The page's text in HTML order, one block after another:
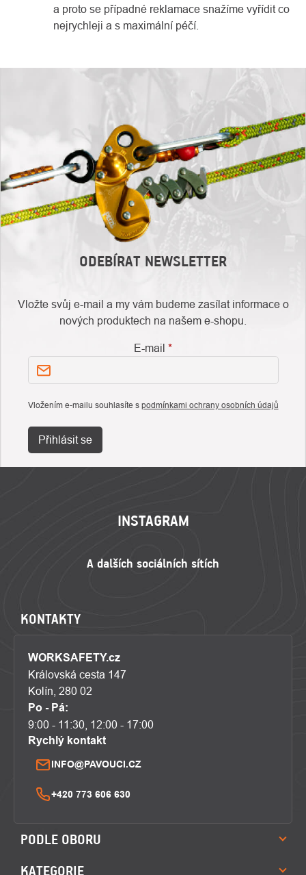
a proto se případné reklamace snažíme vyřídit co
nejrychleji a s maximální péčí.
ODEBÍRAT NEWSLETTER
Vložte svůj e-mail a my vám budeme zasílat informace o
nových produktech na našem e-shopu.
E-mail
Vložením e-mailu souhlasíte s podmínkami ochrany osobních údajů
Přihlásit se
INSTAGRAM
KONTAKTY
WORKSAFETY.cz
Královská cesta 147
Kolín, 280 02
Po - Pá:
9:00 - 11:30, 12:00 - 17:00
Rychlý kontakt
INFO@PAVOUCI.CZ
+420 773 606 630
PODLE OBORU
KATEGORIE